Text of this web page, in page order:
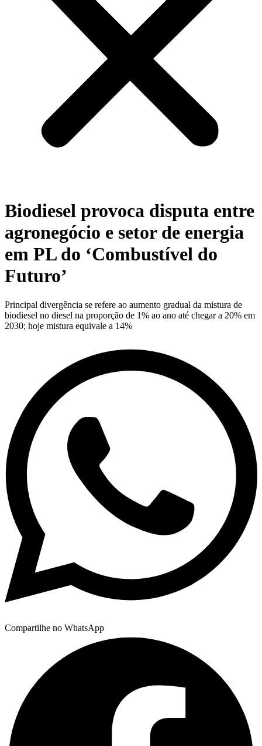
Biodiesel provoca disputa entre
agronegócio e setor de energia
em PL do ‘Combustível do
Futuro’
Principal divergência se refere ao aumento gradual da mistura de
biodiesel no diesel na proporção de 1% ao ano até chegar a 20% em
2030; hoje mistura equivale a 14%
Compartilhe no WhatsApp